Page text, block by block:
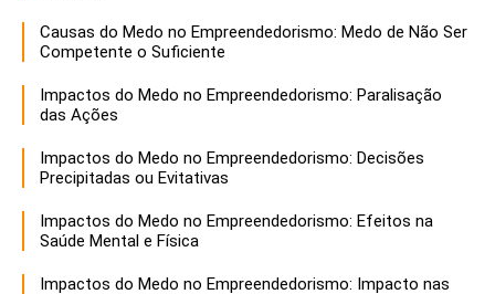
Causas do Medo no Empreendedorismo: Medo de Não Ser
Competente o Suficiente
Impactos do Medo no Empreendedorismo: Paralisação
das Ações
Impactos do Medo no Empreendedorismo: Decisões
Precipitadas ou Evitativas
Impactos do Medo no Empreendedorismo: Efeitos na
Saúde Mental e Física
Impactos do Medo no Empreendedorismo: Impacto nas